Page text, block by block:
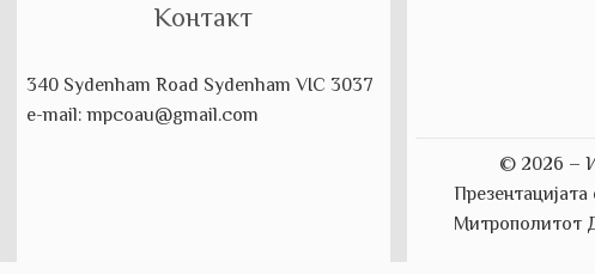
Контакт
340 Sydenham Road Sydenham VIC 3037
e-mail: mpcoau@gmail.com
© 2026 –
Митрополитот